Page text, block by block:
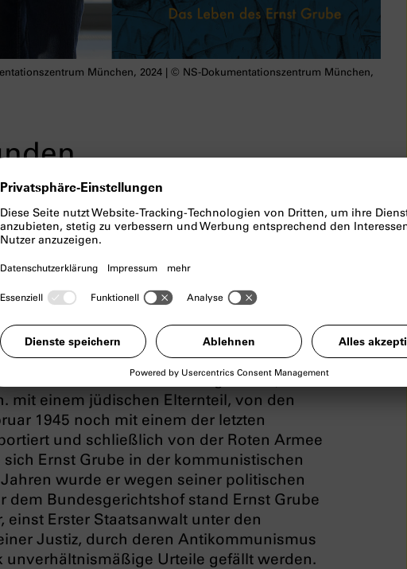
der Münchner Bücherschau
München, 2024 | © NS-Dokumentationszentrum München,
Wundenaus der Feder von Hannah
Grube. 1932 in München geboren, wurde
mit einem jüdischen Elternteil, von den
1945 noch mit einem der letzten
und schließlich von der Roten Armee
Ernst Grube in der kommunistischen
wurde er wegen seiner politischen
dem Bundesgerichtshof stand Ernst Grube
einst Erster Staatsanwalt unter den
Justiz, durch deren Antikommunismus
Urteile gefällt werden.